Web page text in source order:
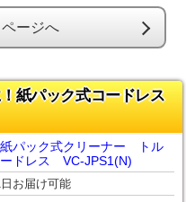
ージへ
紙パック式コードレス
パック式クリーナー トル
ドレス VC-JPS1(N)
お届け可能